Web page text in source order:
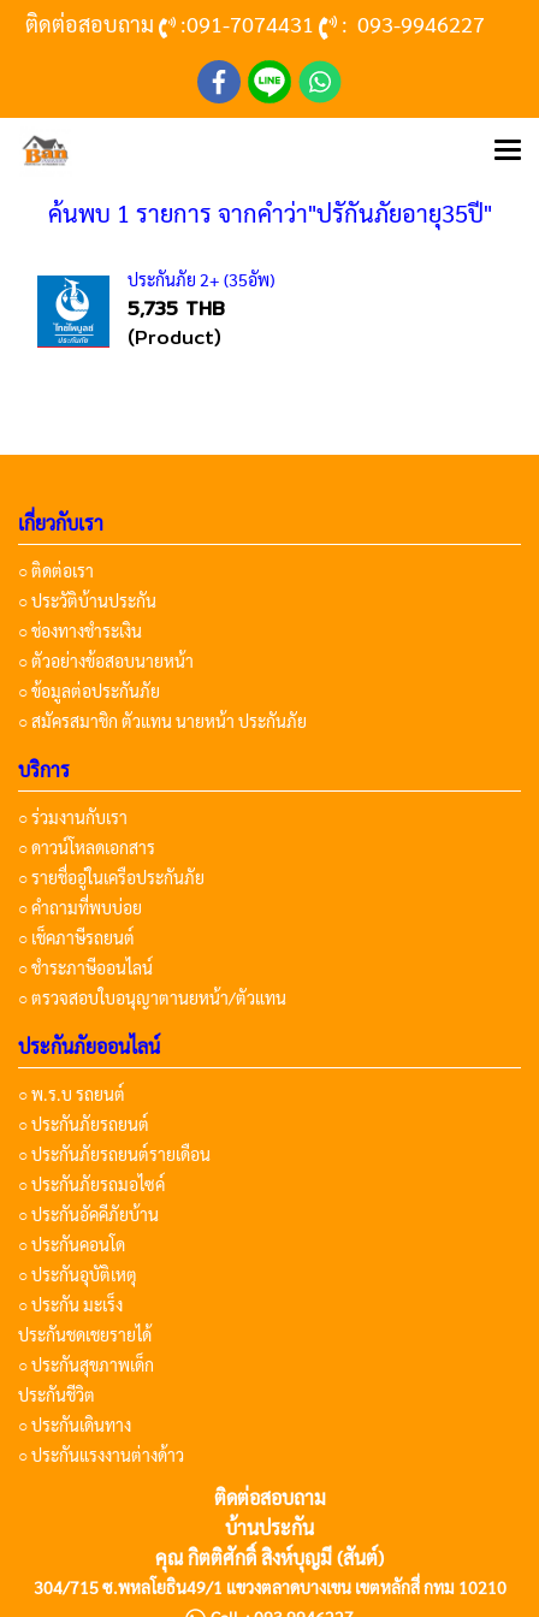
ติดต่อสอบถาม :091-7074431 : 093-9946227
ค้นพบ 1 รายการ จากคำว่า"ปรักันภัยอายุ35ปี"
ประกันภัย 2+ (35อัพ)
5,735 THB
(Product)
เกี่ยวกับเรา
○ ติดต่อเรา
○ ประวัติบ้านประกัน
○ ช่องทางชำระเงิน
○ ตัวอย่างข้อสอบนายหน้า
○ ข้อมูลต่อประกันภัย
○ สมัครสมาชิก ตัวแทน นายหน้า ประกันภัย
บริการ
○ ร่วมงานกับเรา
○ ดาวน์โหลดเอกสาร
○ รายชื่ออู่ในเครือประกันภัย
○ คำถามที่พบบ่อย
○ เช็คภาษีรถยนต์
○ ชำระภาษีออนไลน์
○ ตรวจสอบใบอนุญาตานยหน้า/ตัวแทน
ประกันภัยออนไลน์
○ พ.ร.บ รถยนต์
○ ประกันภัยรถยนต์
○ ประกันภัยรถยนต์รายเดือน
○ ประกันภัยรถมอไซค์
○ ประกันอัคคีภัยบ้าน
○ ประกันคอนโด
○ ประกันอุบัติเหตุ
○ ประกัน มะเร็ง
ประกันชดเชยรายได้
○ ประกันสุขภาพเด็ก
ประกันชีวิต
○ ประกันเดินทาง
○ ประกันแรงงานต่างด้าว
ติดต่อสอบถาม
บ้านประกัน
คุณ กิตติศักดิ์ สิงห์บุญมี (สันต์)
304/715 ซ.พหลโยธิน49/1 แขวงตลาดบางเขน เขตหลักสี่ กทม 10210